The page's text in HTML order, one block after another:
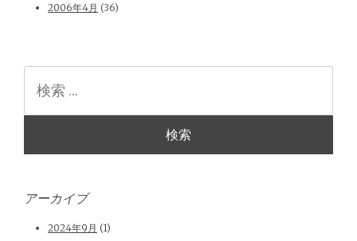
2006年4月 (36)
アーカイブ
2024年9月 (1)